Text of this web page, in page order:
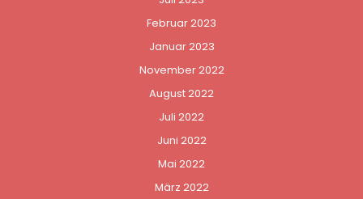
Februar 2023
Januar 2023
November 2022
August 2022
Juli 2022
Juni 2022
Mai 2022
März 2022